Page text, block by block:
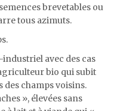
brevetables ou
tous azimuts.
avec des cas
bio qui subit
des champs voisins.
», élevées sans